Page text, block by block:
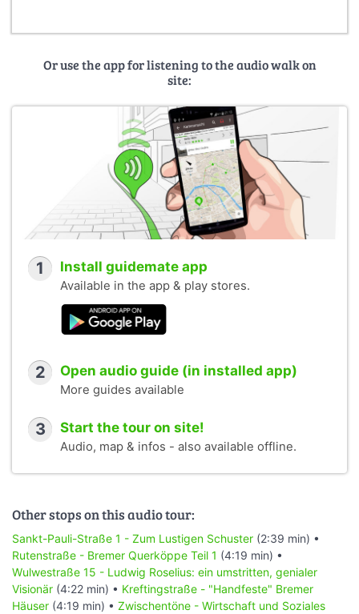
Or use the app for listening to the audio walk on
site:
1 Install guidemate app
Available in the app & play stores.
2 Open audio guide (in installed app)
More guides available
3 Start the tour on site!
Audio, map & infos - also available offline.
Other stops on this audio tour:
Sankt-Pauli-Straße 1 - Zum Lustigen Schuster (2:39 min) •
Rutenstraße - Bremer Querköppe Teil 1 (4:19 min) •
Wulwestraße 15 - Ludwig Roselius: ein umstritten, genialer
Visionär (4:22 min) • Kreftingstraße - "Handfeste" Bremer
Häuser (4:19 min) • Zwischentöne - Wirtschaft und Soziales